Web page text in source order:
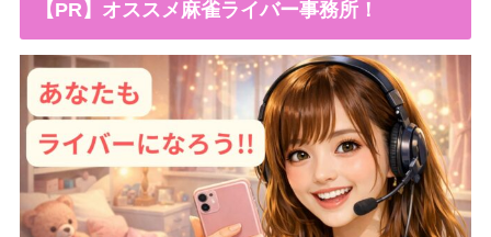
【PR】オススメ麻雀ライバー事務所！